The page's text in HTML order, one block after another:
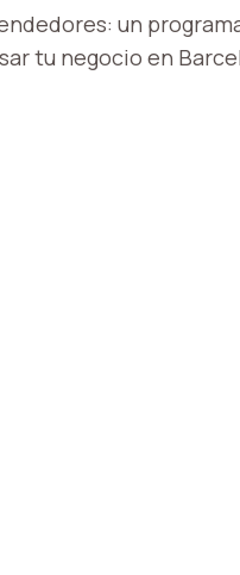
un
tu negocio en